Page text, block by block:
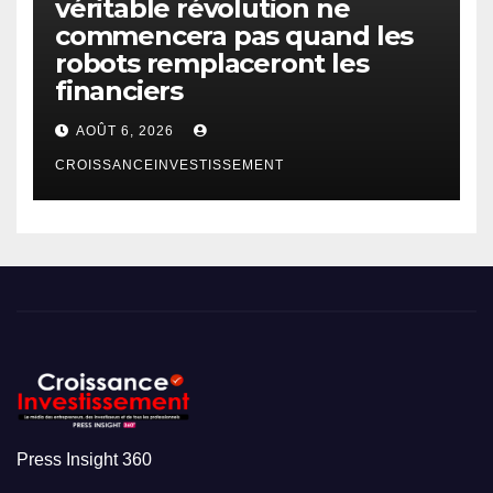
véritable révolution ne
commencera pas quand les
robots remplaceront les
financiers
AOÛT 6, 2026
CROISSANCEINVESTISSEMENT
Press Insight 360